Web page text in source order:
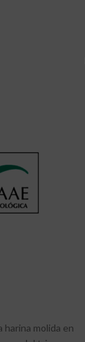
harina molida en